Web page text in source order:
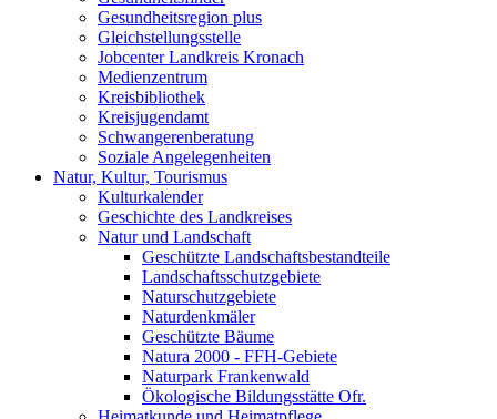
Gesundheitsregion plus
Gleichstellungsstelle
Jobcenter Landkreis Kronach
Medienzentrum
Kreisbibliothek
Kreisjugendamt
Schwangerenberatung
Soziale Angelegenheiten
Natur, Kultur, Tourismus
Kulturkalender
Geschichte des Landkreises
Natur und Landschaft
Geschützte Landschaftsbestandteile
Landschaftsschutzgebiete
Naturschutzgebiete
Naturdenkmäler
Geschützte Bäume
Natura 2000 - FFH-Gebiete
Naturpark Frankenwald
Ökologische Bildungsstätte Ofr.